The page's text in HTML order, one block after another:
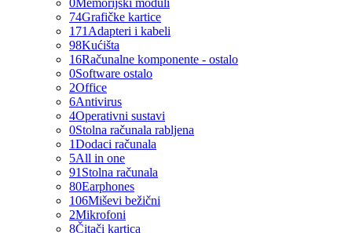
0Memorijski moduli
74Grafičke kartice
171 Adapteri i kabeli
98Kućišta
16Računalne komponente - ostalo
0Software ostalo
2Office
6Antivirus
4Operativni sustavi
0Stolna računala rabljena
1Dodaci računala
5All in one
91 Stolna računala
80Earphones
106Miševi bežični
2Mikrofoni
8Čitači kartica